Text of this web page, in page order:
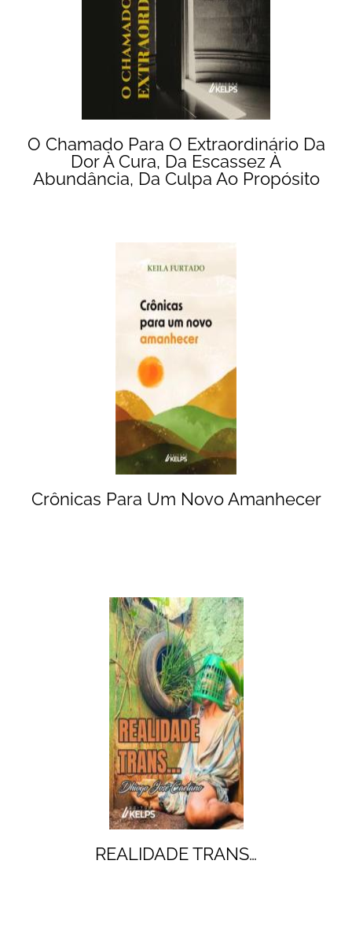
O Chamado Para O Extraordinário Da
Dor À Cura, Da Escassez À
Abundância, Da Culpa Ao Propósito
Crônicas Para Um Novo Amanhecer
REALIDADE TRANS…